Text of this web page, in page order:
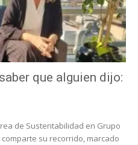
que alguien dijo:
de Sustentabilidad en Grupo
su recorrido, marcado